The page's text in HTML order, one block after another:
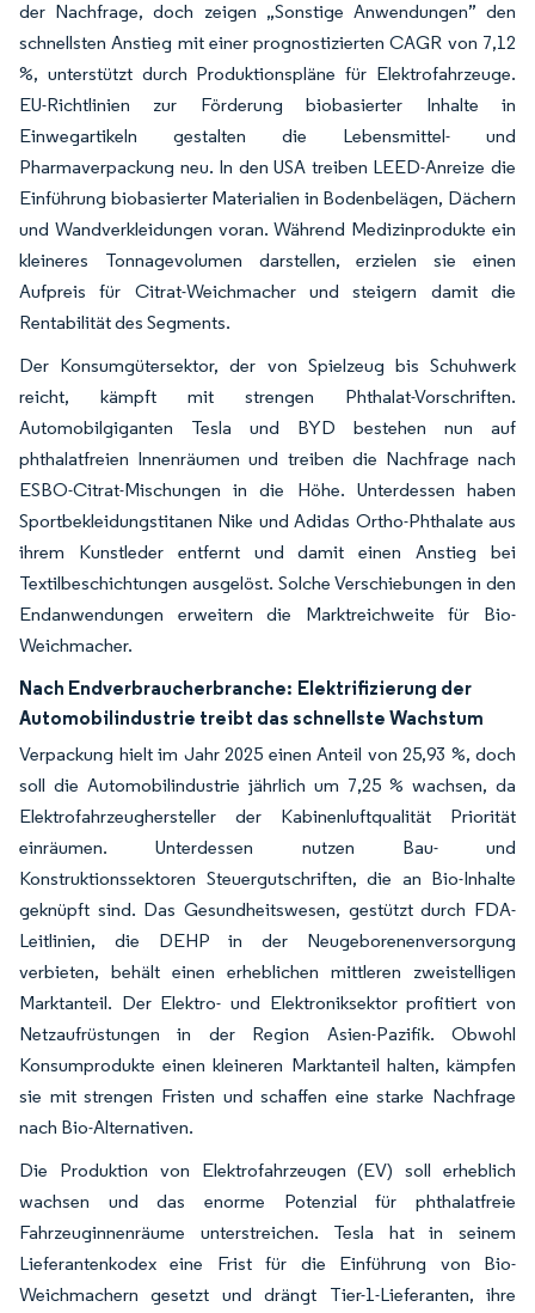
der Nachfrage, doch zeigen „Sonstige Anwendungen” den
schnellsten Anstieg mit einer prognostizierten CAGR von 7,12
%, unterstützt durch Produktionspläne für Elektrofahrzeuge.
EU-Richtlinien zur Förderung biobasierter Inhalte in
Einwegartikeln gestalten die Lebensmittel- und
Pharmaverpackung neu. In den USA treiben LEED-Anreize die
Einführung biobasierter Materialien in Bodenbelägen, Dächern
und Wandverkleidungen voran. Während Medizinprodukte ein
kleineres Tonnagevolumen darstellen, erzielen sie einen
Aufpreis für Citrat-Weichmacher und steigern damit die
Rentabilität des Segments.
Der Konsumgütersektor, der von Spielzeug bis Schuhwerk
reicht, kämpft mit strengen Phthalat-Vorschriften.
Automobilgiganten Tesla und BYD bestehen nun auf
phthalatfreien Innenräumen und treiben die Nachfrage nach
ESBO-Citrat-Mischungen in die Höhe. Unterdessen haben
Sportbekleidungstitanen Nike und Adidas Ortho-Phthalate aus
ihrem Kunstleder entfernt und damit einen Anstieg bei
Textilbeschichtungen ausgelöst. Solche Verschiebungen in den
Endanwendungen erweitern die Marktreichweite für Bio-
Weichmacher.
Nach Endverbraucherbranche: Elektrifizierung der
Automobilindustrie treibt das schnellste Wachstum
Verpackung hielt im Jahr 2025 einen Anteil von 25,93 %, doch
soll die Automobilindustrie jährlich um 7,25 % wachsen, da
Elektrofahrzeughersteller der Kabinenluftqualität Priorität
einräumen. Unterdessen nutzen Bau- und
Konstruktionssektoren Steuergutschriften, die an Bio-Inhalte
geknüpft sind. Das Gesundheitswesen, gestützt durch FDA-
Leitlinien, die DEHP in der Neugeborenenversorgung
verbieten, behält einen erheblichen mittleren zweistelligen
Marktanteil. Der Elektro- und Elektroniksektor profitiert von
Netzaufrüstungen in der Region Asien-Pazifik. Obwohl
Konsumprodukte einen kleineren Marktanteil halten, kämpfen
sie mit strengen Fristen und schaffen eine starke Nachfrage
nach Bio-Alternativen.
Die Produktion von Elektrofahrzeugen (EV) soll erheblich
wachsen und das enorme Potenzial für phthalatfreie
Fahrzeuginnenräume unterstreichen. Tesla hat in seinem
Lieferantenkodex eine Frist für die Einführung von Bio-
Weichmachern gesetzt und drängt Tier-1-Lieferanten, ihre